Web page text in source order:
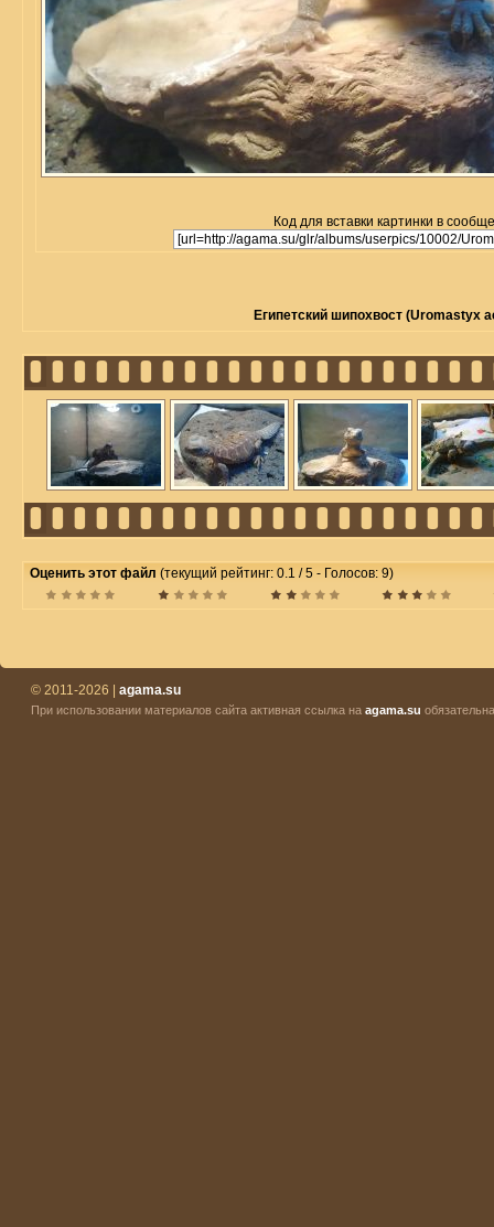
Код для вставки картинки в
Египетский шипохвост (Uromastyx
Оценить этот файл (текущий рейтинг: 0.1 / 5 - Голосов: 9)
© 2011-2026 | agama.su
При использовании материалов сайта активная ссылка на agama.su